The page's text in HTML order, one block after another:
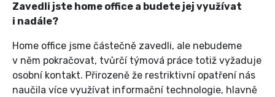
Zavedli jste home office a budete jej využívat
i nadále?
Home office jsme částečně zavedli, ale nebudeme
v něm pokračovat, tvůrčí týmová práce totiž vyžaduje
osobní kontakt. Přirozeně že restriktivní opatření nás
naučila více využívat informační technologie, hlavně